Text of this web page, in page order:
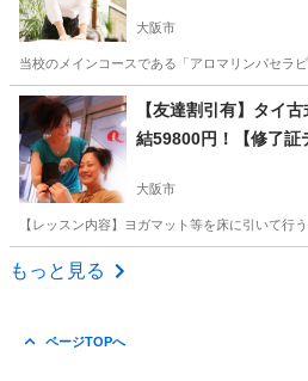
認定】 大阪本校）
大阪市
当校のメインコースである「アロマリンパセラ
大阪 大阪市 マッサージ
【友達割引有】タイ
結59800円！【修了証
校）
大阪市
【レッスン内容】ヨガマット等を床に引いて
大阪 大阪市
もっと見る
ページTOPへ